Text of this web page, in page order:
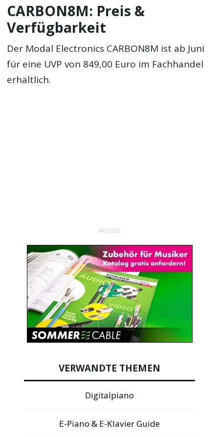
CARBON8M: Preis &
Verfügbarkeit
Der Modal Electronics CARBON8M ist ab Juni
für eine UVP von 849,00 Euro im Fachhandel
erhältlich.
ANZEIGE
VERWANDTE THEMEN
Digitalpiano
E-Piano & E-Klavier Guide